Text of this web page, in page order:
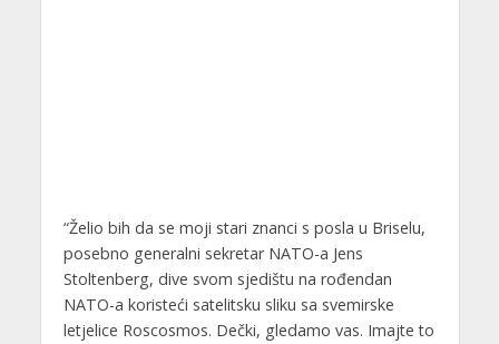
“Želio bih da se moji stari znanci s posla u Briselu,
posebno generalni sekretar NATO-a Jens
Stoltenberg, dive svom sjedištu na rođendan
NATO-a koristeći satelitsku sliku sa svemirske
letjelice Roscosmos. Dečki, gledamo vas. Imajte to